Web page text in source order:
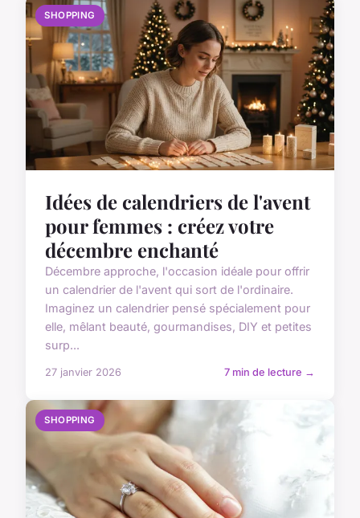
SHOPPING
Idées de calendriers de l'avent
pour femmes : créez votre
décembre enchanté
Décembre approche, l'occasion idéale pour offrir
un calendrier de l'avent qui sort de l'ordinaire.
Imaginez un calendrier pensé spécialement pour
elle, mêlant beauté, gourmandises, DIY et petites
surp...
27 janvier 2026 7 min de lecture →
SHOPPING